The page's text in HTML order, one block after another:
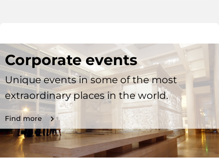
Corporate events
Unique events in some of the most
extraordinary places in the world.
Find more